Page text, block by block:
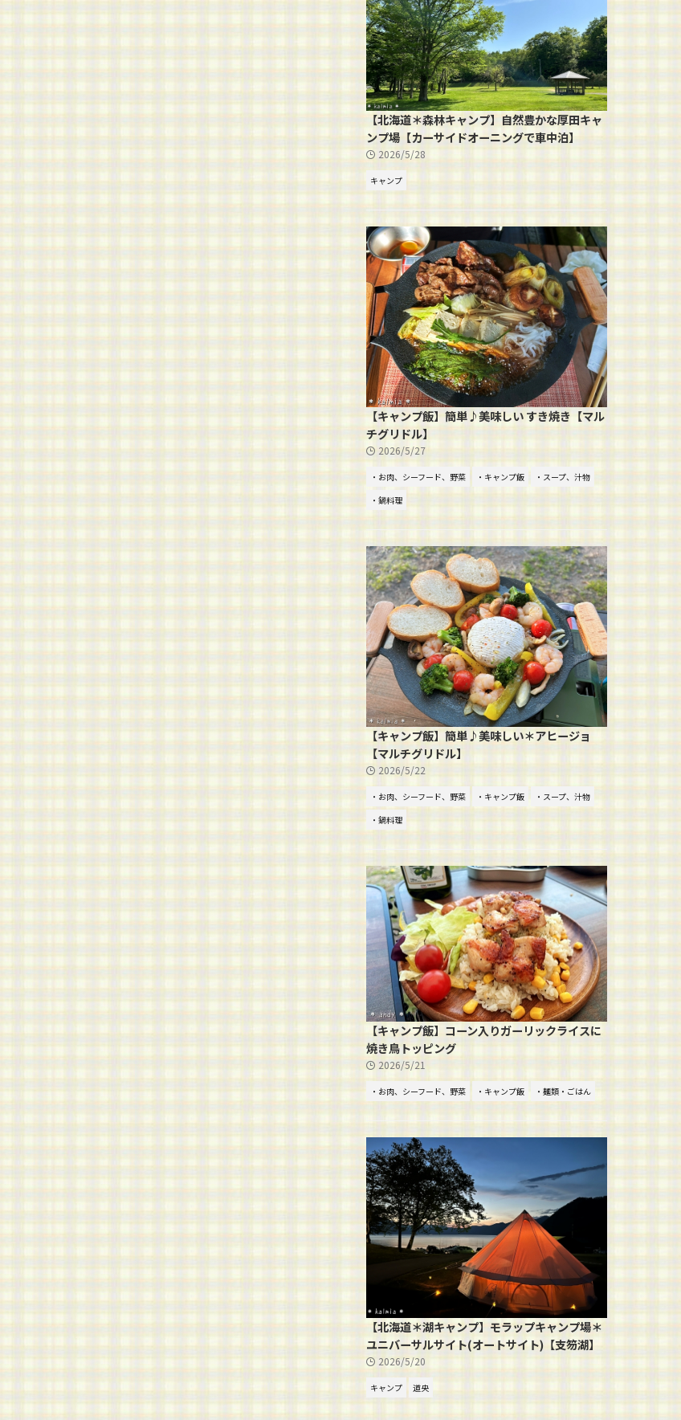
【北海道＊森林キャンプ】自然豊かな厚田キャ
ンプ場【カーサイドオーニングで車中泊】
2026/5/28
キャンプ
【キャンプ飯】簡単♪美味しい すき焼き【マル
チグリドル】
2026/5/27
・お肉、シーフード、野菜 ・キャンプ飯
・スープ、汁物
・鍋料理
【キャンプ飯】簡単♪美味しい＊アヒージョ
【マルチグリドル】
2026/5/22
・お肉、シーフード、野菜 ・キャンプ飯
・スープ、汁物
・鍋料理
【キャンプ飯】コーン入りガーリックライスに
焼き鳥トッピング
2026/5/21
・お肉、シーフード、野菜 ・キャンプ飯 ・麺類・ごはん
【北海道＊湖キャンプ】モラップキャンプ場＊
ユニバーサルサイト(オートサイト)【支笏湖】
2026/5/20
キャンプ 道央